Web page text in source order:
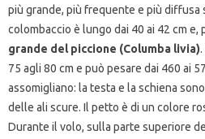
più grande, più frequente e più diffusa
colombaccio è lungo dai 40 ai 42 cm e,
grande del piccione (Columba livia).
75 agli 80 cm e può pesare dai 460 ai
assomigliano: la testa e la schiena
delle ali scure. Il petto è di un colore
Durante il volo, sulla parte superiore